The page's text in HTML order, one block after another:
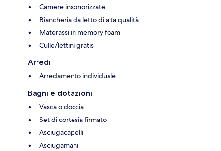
Camere insonorizzate
Biancheria da letto di alta qualità
Materassi in memory foam
Culle/lettini gratis
Arredi
Arredamento individuale
Bagni e dotazioni
Vasca o doccia
Set di cortesia firmato
Asciugacapelli
Asciugamani